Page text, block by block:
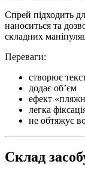
Спрей підходить
наноситься та
складних
Переваги:
створює
додає об’єм
ефект
легка
не обтяжує
Склад